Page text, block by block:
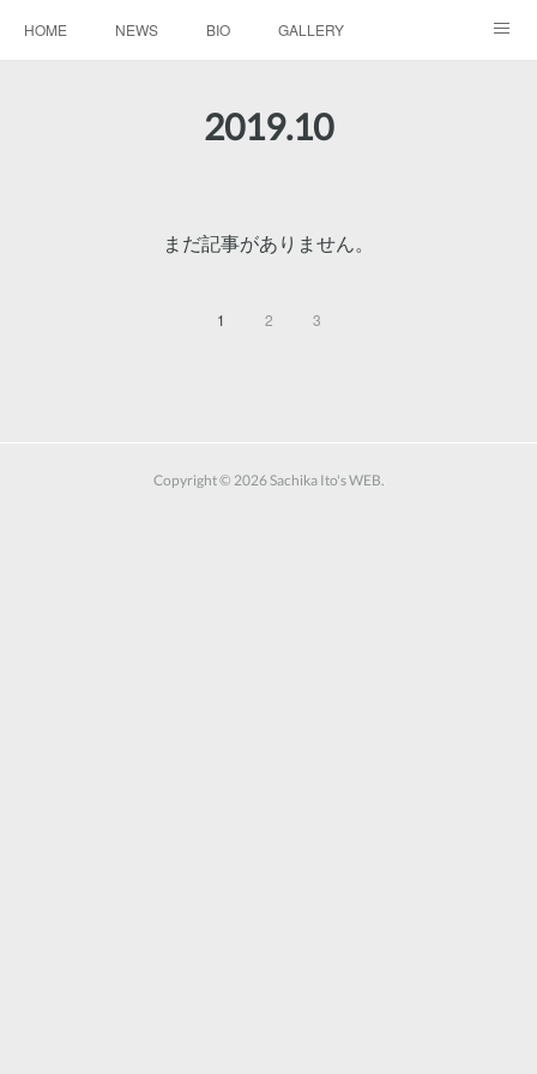
HOME NEWS BIO GALLERY
2019.10
まだ記事がありません。
1 2 3
Copyright © 2026Sachika Ito's WEB.